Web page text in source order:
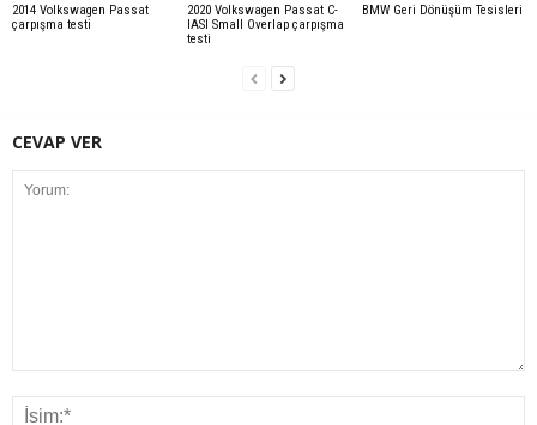
2014 Volkswagen Passat
çarpışma testi
2020 Volkswagen Passat C-
IASI Small Overlap çarpışma
testi
BMW Geri Dönüşüm Tesisleri
CEVAP VER